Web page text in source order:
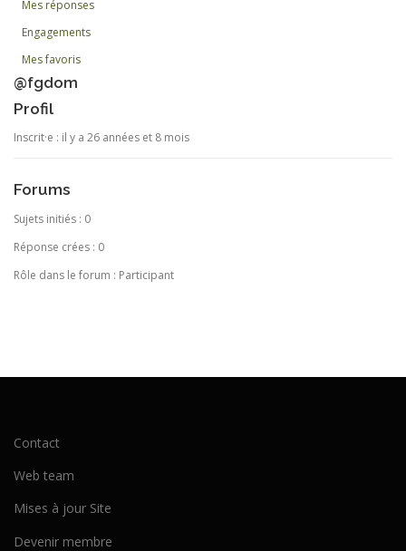
Mes réponses
Engagements
Mes favoris
@fgdom
Profil
Inscrit·e : il y a 26 années et 8 mois
Forums
Sujets initiés : 0
Réponse crées : 0
Rôle dans le forum : Participant
Contact
Web team
Mises à jour Site
Devenir membre